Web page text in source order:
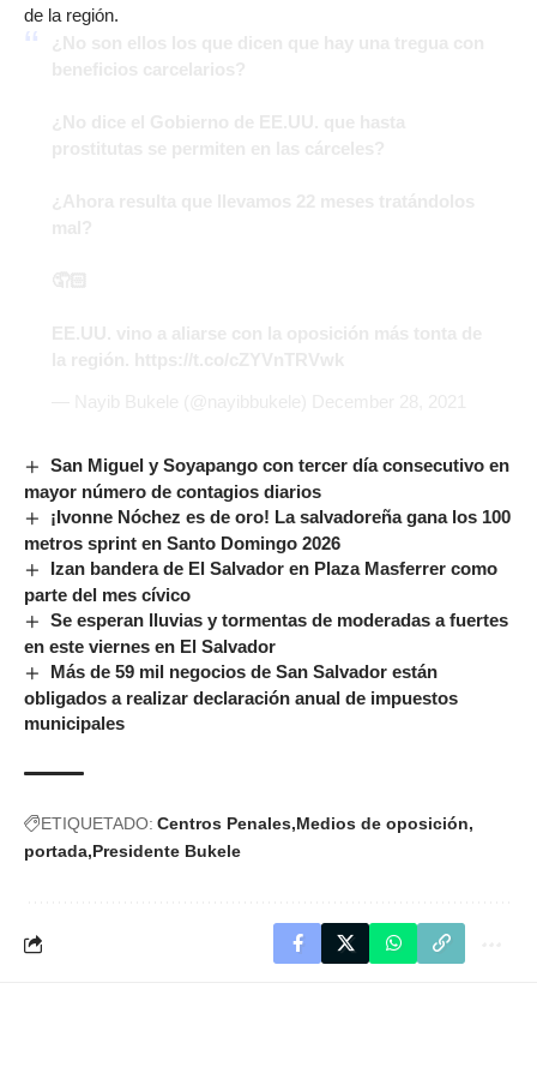
de la región.
San Miguel y Soyapango con tercer día consecutivo en
mayor número de contagios diarios
¡Ivonne Nóchez es de oro! La salvadoreña gana los 100
metros sprint en Santo Domingo 2026
Izan bandera de El Salvador en Plaza Masferrer como
parte del mes cívico
Se esperan lluvias y tormentas de moderadas a fuertes
en este viernes en El Salvador
Más de 59 mil negocios de San Salvador están
obligados a realizar declaración anual de impuestos
municipales
ETIQUETADO: Centros Penales Medios de oposición
portada Presidente Bukele